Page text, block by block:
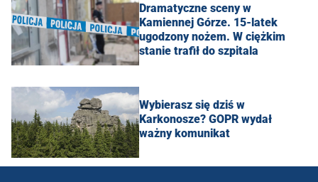
Dramatyczne sceny w
Kamiennej Górze. 15-latek
ugodzony nożem. W ciężkim
stanie trafił do szpitala
Wybierasz się dziś w
Karkonosze? GOPR wydał
ważny komunikat